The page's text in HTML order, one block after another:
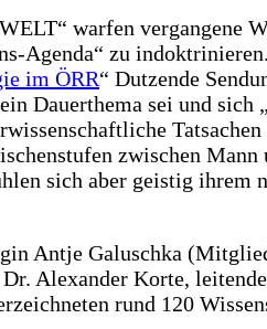
warfen vergangene
Agenda“ zu
im ÖRR“ Dutzende
Dauerthema sei und
zwischen
sich aber geistig
Antje Galuschka
Alexander Korte,
rund 120